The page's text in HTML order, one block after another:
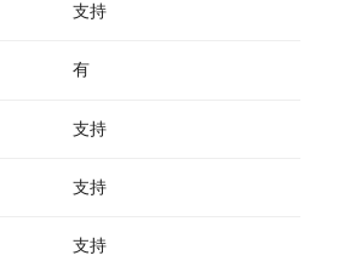
支持
有
支持
支持
支持